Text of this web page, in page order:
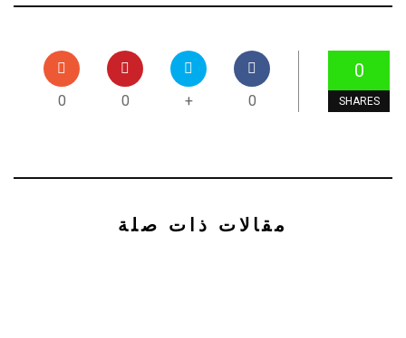
0
SHARES
0
+
0
0
مقالات ذات صلة